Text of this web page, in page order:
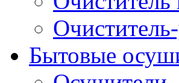
Бытовые